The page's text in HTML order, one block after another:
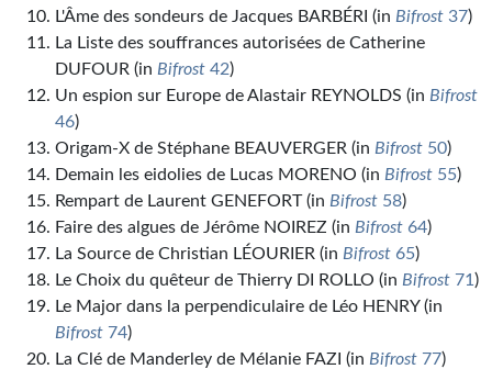
Tous les articles
La Bibliothèque orbitale
Journal d'un homme des bois
FORUMS
CONTACT
Nous contacter
F.A.Q.
Soumettre un manuscrit
L'Âme des sondeurs de Jacques BARBÉRI (in Bifrost 37)
La Liste des souffrances autorisées de Catherine
DUFOUR (in Bifrost 42)
Un espion sur Europe de Alastair REYNOLDS (in Bifrost
46)
Origam-X de Stéphane BEAUVERGER (in Bifrost 50)
Demain les eidolies de Lucas MORENO (in Bifrost 55)
Rempart de Laurent GENEFORT (in Bifrost 58)
Faire des algues de Jérôme NOIREZ (in Bifrost 64)
La Source de Christian LÉOURIER (in Bifrost 65)
Le Choix du quêteur de Thierry DI ROLLO (in Bifrost 71 )
Le Major dans la perpendiculaire de Léo HENRY (in
Bifrost 74)
La Clé de Manderley de Mélanie FAZI (in Bifrost 77)